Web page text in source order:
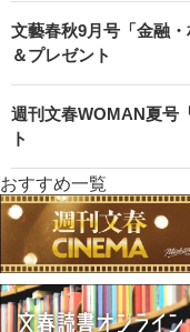
文藝春秋9月号「金融
＆プレゼント
週刊文春WOMAN夏号
ト
おすすめ一覧